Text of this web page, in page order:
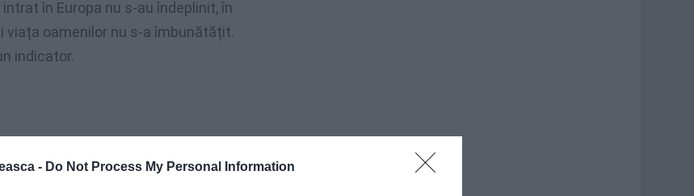
- Do Not Process My Personal Information
în Europa nu s-au îndeplinit, în
viața oamenilor nu s-a îmbunătățit.
indicator.